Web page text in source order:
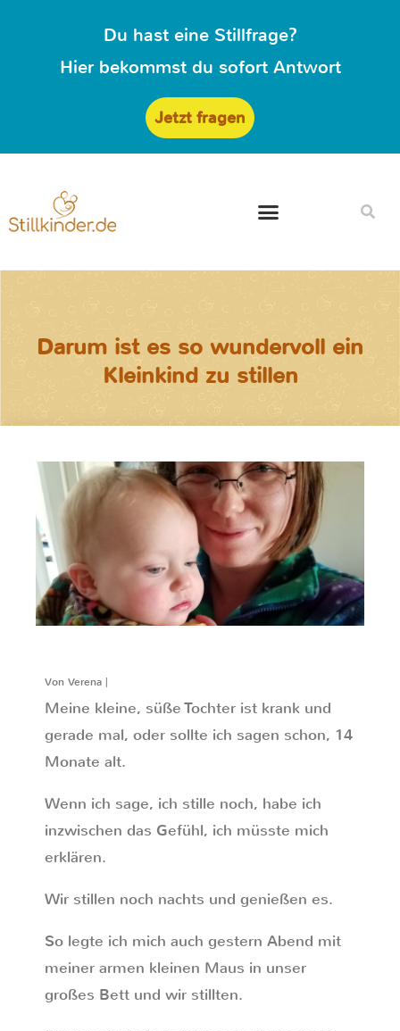
Du hast eine Stillfrage?
Hier bekommst du sofort Antwort
Jetzt fragen
Darum ist es so wundervoll ein
Kleinkind zu stillen
Von Verena |
Meine kleine, süße Tochter ist krank und
gerade mal, oder sollte ich sagen schon, 14
Monate alt.
Wenn ich sage, ich stille noch, habe ich
inzwischen das Gefühl, ich müsste mich
erklären.
Wir stillen noch nachts und genießen es.
So legte ich mich auch gestern Abend mit
meiner armen kleinen Maus in unser
großes Bett und wir stillten.